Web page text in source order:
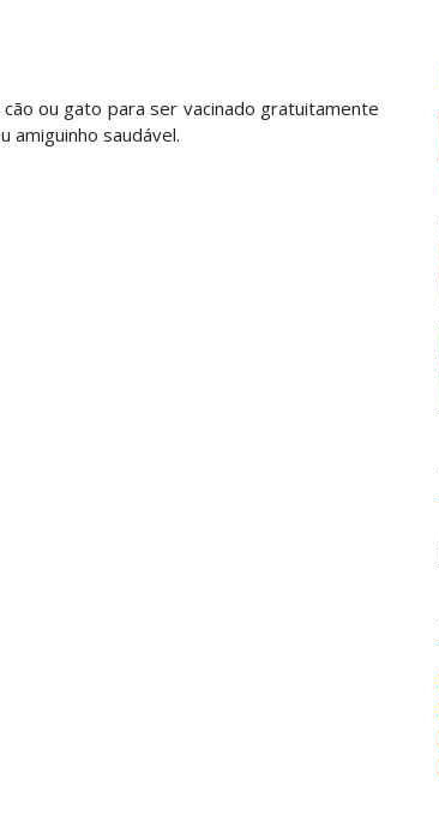
ou gato para ser vacinado gratuitamente
amiguinho saudável.